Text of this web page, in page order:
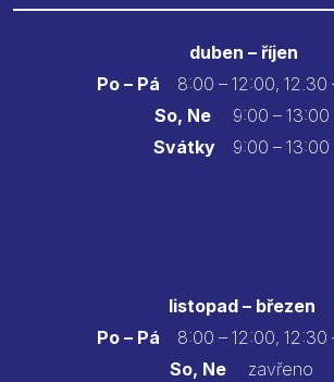
duben – říjen
Po – Pá
8:00 – 12:00, 12.30
So, Ne9:00 – 13:00
Svátky 9:00 – 13:00
listopad – březen
Po – Pá 8:00 – 12:00, 12:30
So, Ne zavřeno